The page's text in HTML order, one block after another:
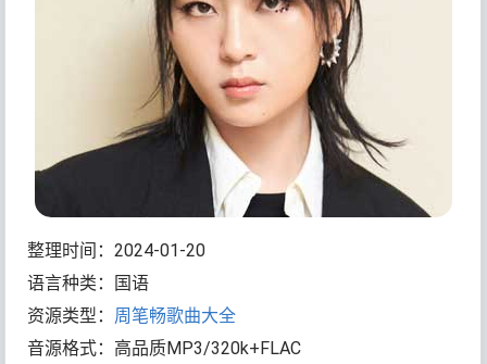
整理时间：2024-01-20
语言种类：国语
资源类型： 周笔畅歌曲大全
音源格式：高品质MP3/320k+FLAC